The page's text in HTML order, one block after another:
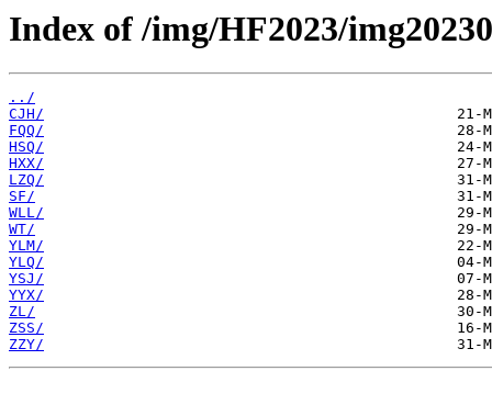
Index of /img/HF2023/
../
CJH/
FQQ/
HSQ/
HXX/
LZQ/
SF/
WLL/
WT/
YLM/
YLQ/
YSJ/
YYX/
ZL/
ZSS/
ZZY/